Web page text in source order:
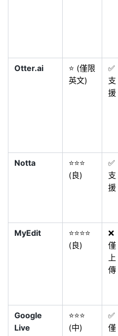
Otter.ai
⭐ (僅限
英文)
✅
支
援
Notta
⭐⭐⭐
(良)
✅
支
援
MyEdit
⭐⭐⭐⭐
(良)
❌
僅
上
傳
Google
Live
⭐⭐⭐
(中)
✅
僅